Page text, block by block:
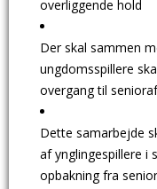
overliggende hold
Der skal sammen
ungdomsspillere
overgang til
Dette samarbejde
af ynglingespillere
opbakning fra